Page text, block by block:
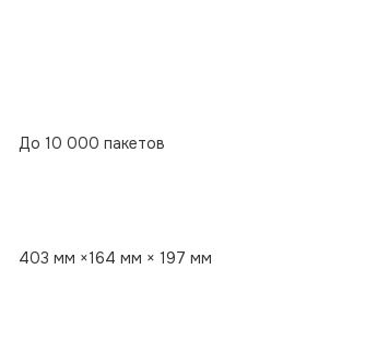
До 10 000 пакетов
403 мм ×164 мм × 197 мм